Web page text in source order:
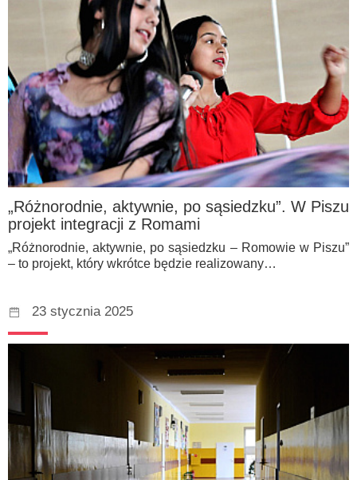
„Różnorodnie, aktywnie, po sąsiedzku”. W Piszu
projekt integracji z Romami
„Różnorodnie, aktywnie, po sąsiedzku – Romowie w Piszu”
– to projekt, który wkrótce będzie realizowany…
23 stycznia 2025